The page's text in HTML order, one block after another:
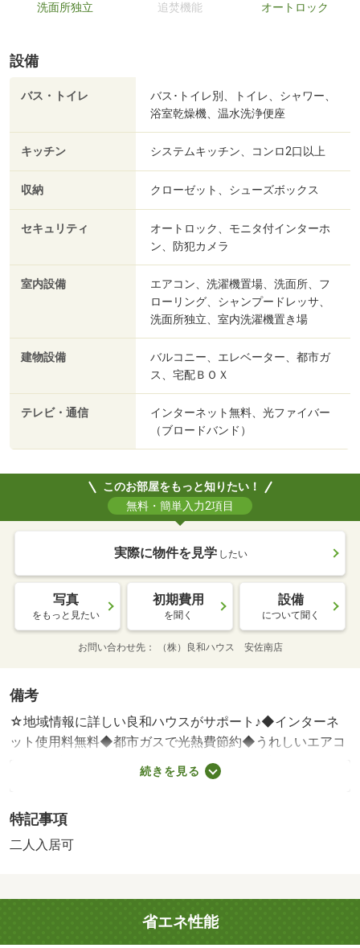
洗面所独立 追焚機能 オートロック
設備
バス・トイレ
バス･トイレ別、トイレ、シャワー、
浴室乾燥機、温水洗浄便座
キッチン システムキッチン、コンロ2口以上
収納 クローゼット、シューズボックス
セキュリティ
オートロック、モニタ付インターホ
ン、防犯カメラ
室内設備
エアコン、洗濯機置場、洗面所、フ
ローリング、シャンプードレッサ、
洗面所独立、室内洗濯機置き場
建物設備
バルコニー、エレベーター、都市ガ
ス、宅配ＢＯＸ
テレビ・通信
インターネット無料、光ファイバー
（ブロードバンド）
このお部屋をもっと知りたい！
無料・簡単入力2項目
実際に物件を見学 したい
写真
をもっと見たい
初期費用
を聞く
設備
について聞く
お問い合わせ先 （株）良和ハウス 安佐南店
備考
☆地域情報に詳しい良和ハウスがサポート♪◆インターネ
ット使用料無料◆都市ガスで光熱費節約◆うれしいエアコ
ン付き♪◆モニター付きインターホンで・賃貸保証等：加
入要（要確認）・◆インターネット使用料無料◆都市ガス
ンターホンで防犯面安心♪◆不在時に助かる宅配ボックス
◆浴室乾燥機あり◆良和ハウスまでお気軽にお問い合わせ
続きを見る
特記事項
二人入居可
省エネ性能